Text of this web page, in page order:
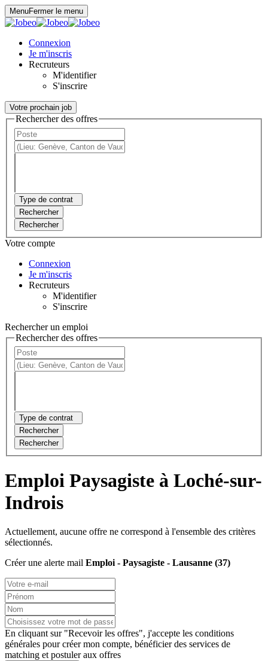
MenuFermer le menu
Connexion
Je m'inscris
Recruteurs
M'identifier
S'inscrire
Votre prochain job
Rechercher des offres
Type de contrat
Rechercher
Rechercher
Votre compte
Connexion
Je m'inscris
Recruteurs
M'identifier
S'inscrire
Rechercher un emploi
Rechercher des offres
Type de contrat
Rechercher
Rechercher
Emploi Paysagiste à Loché-sur-
Indrois
Actuellement, aucune offre ne correspond à l'ensemble des critères
sélectionnés.
Créer une alerte mail Emploi - Paysagiste - Lausanne (37)
En cliquant sur "Recevoir les offres", j'accepte les conditions
générales pour créer mon compte, bénéficier des services de
matching et postuler aux offres
Panneau de gestion des cookies